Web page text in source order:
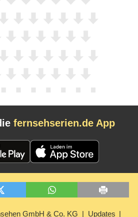
fernsehserien.de App
GmbH & Co. KG Updates